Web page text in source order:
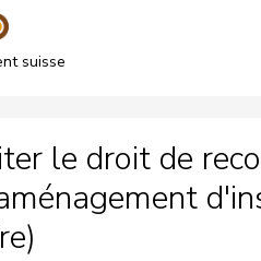
suisse
le droit de